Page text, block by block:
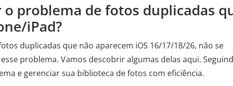
problema de fotos duplicadas
iPad?
duplicadas que não aparecem iOS 16/17/18/26, não se
problema. Vamos descobrir algumas delas aqui.
e gerenciar sua biblioteca de fotos com eficiência.